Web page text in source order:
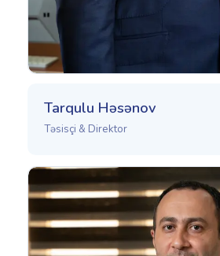
Tarqulu Həsənov
Təsisçi & Direktor